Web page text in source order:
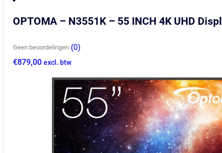
OPTOMA – N3551K – 55 INCH 4K UHD
Geen beoordelingen (0)
€879,00 excl. btw